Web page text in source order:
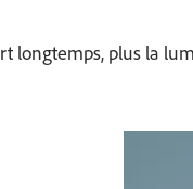
longtemps, plus la